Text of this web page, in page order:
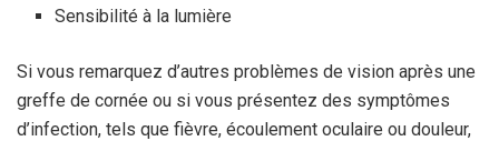
Sensibilité à la lumière
Si vous remarquez d’autres problèmes de vision après une
greffe de cornée ou si vous présentez des symptômes
d’infection, tels que fièvre, écoulement oculaire ou douleur,